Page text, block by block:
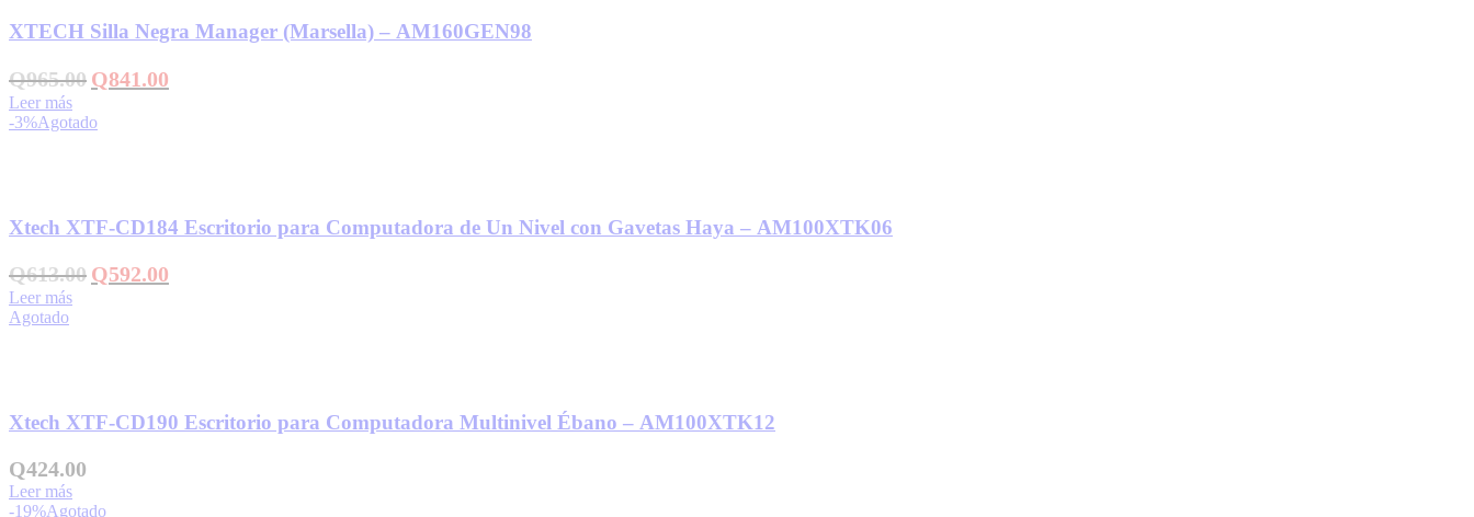
XTECH Silla Negra Manager (Marsella) – AM160GEN98
Q965.00 El
precio
era:
Q841.00
precio
Leer más
-3%Agotado
Xtech XTF-CD184 Escritorio para Computadora de Un Nivel con Gavetas Haya – AM100XTK06
Q613.00 El
precio
Q592.00
precio
Leer más
Agotado
Xtech XTF-CD190 Escritorio para Computadora Multinivel Ébano – AM100XTK12
Q424.00
Leer más
-19%Agotado